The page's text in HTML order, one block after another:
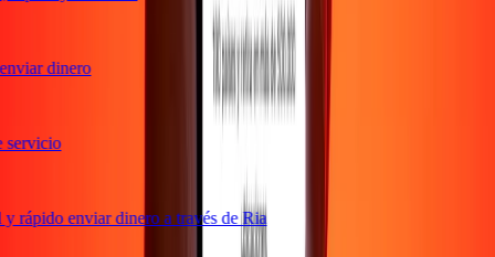
dinero
enviar dinero a través de Ria